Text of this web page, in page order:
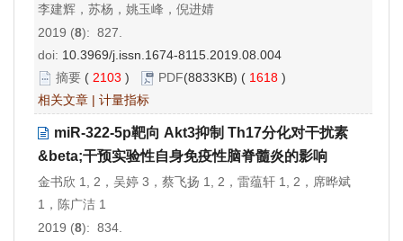
李建辉，苏杨，姚玉峰，倪进婧
2019 (8): 827.
doi: 10.3969/j.issn.1674-8115.2019.08.004
摘要 ( 2103 ) PDF(8833KB) ( 1618 )
相关文章 | 计量指标
miR-322-5p靶向 Akt3抑制 Th17分化对干扰素
&beta;干预实验性自身免疫性脑脊髓炎的影响
金书欣 1, 2，吴婷 3，蔡飞扬 1, 2，雷蕴轩 1, 2，席晔斌
1，陈广洁 1
2019 (8): 834.